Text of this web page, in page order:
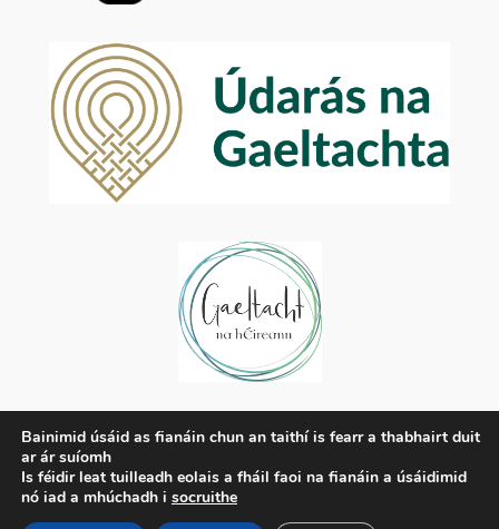
Príobháideachas
Beartas Príobháideachais
Téarmaí agus Coinníollacha
Bainimid úsáid as fianáin chun an taithí is fearr a thabhairt duit
ar ár suíomh
Is féidir leat tuilleadh eolais a fháil faoi na fianáin a úsáidimid
nó iad a mhúchadh i socruithe